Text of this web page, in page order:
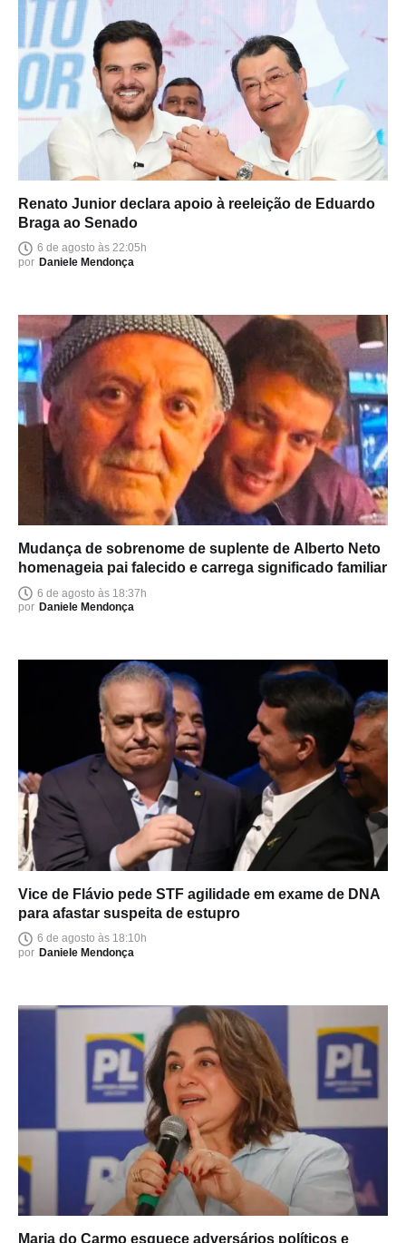
Renato Junior declara apoio à reeleição de Eduardo
Braga ao Senado
6 de agosto às 22:05h
por Daniele Mendonça
Mudança de sobrenome de suplente de Alberto Neto
homenageia pai falecido e carrega significado familiar
6 de agosto às 18:37h
por Daniele Mendonça
Vice de Flávio pede STF agilidade em exame de DNA
para afastar suspeita de estupro
6 de agosto às 18:10h
por Daniele Mendonça
Maria do Carmo esquece adversários políticos e